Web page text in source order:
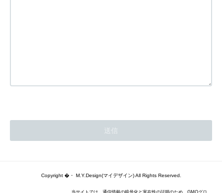
Copyright �・ M.Y.Design(マイデザイン) All Rights Reserved.
当サイトでは、通信情報の暗号化と実在性の証明のため、GMOグロ